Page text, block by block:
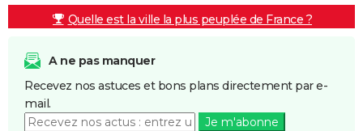
Quelle est la ville la plus peuplée de France ?
A ne pas manquer
Recevez nos astuces et bons plans directement par e-
mail.
Je m'abonne